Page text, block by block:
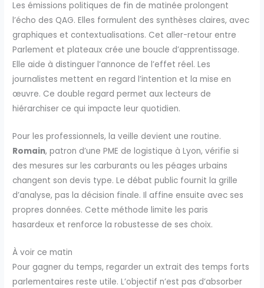
Les émissions politiques de fin de matinée prolongent
l’écho des QAG. Elles formulent des synthèses claires, avec
graphiques et contextualisations. Cet aller-retour entre
Parlement et plateaux crée une boucle d’apprentissage.
Elle aide à distinguer l’annonce de l’effet réel. Les
journalistes mettent en regard l’intention et la mise en
œuvre. Ce double regard permet aux lecteurs de
hiérarchiser ce qui impacte leur quotidien.
Pour les professionnels, la veille devient une routine.
Romain, patron d’une PME de logistique à Lyon, vérifie si
des mesures sur les carburants ou les péages urbains
changent son devis type. Le débat public fournit la grille
d’analyse, pas la décision finale. Il affine ensuite avec ses
propres données. Cette méthode limite les paris
hasardeux et renforce la robustesse de ses choix.
À voir ce matin
Pour gagner du temps, regarder un extrait des temps forts
parlementaires reste utile. L’objectif n’est pas d’absorber